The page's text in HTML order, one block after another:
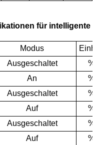
für intelligente
Modus
Ausgeschaltet
%
An
%
Ausgeschaltet
%
Auf
%
Ausgeschaltet
%
Auf
%